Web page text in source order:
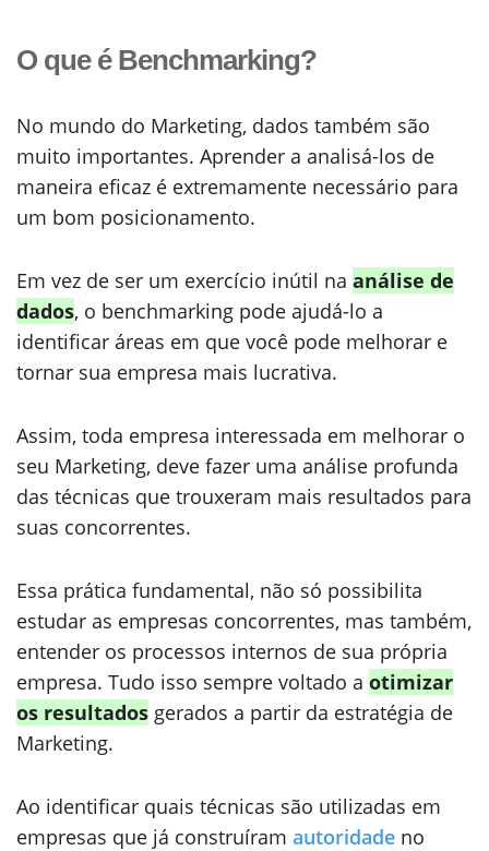
O que é Benchmarking?
No mundo do Marketing, dados também são
muito importantes. Aprender a analisá-los de
maneira eficaz é extremamente necessário para
um bom posicionamento.
Em vez de ser um exercício inútil na análise de
dados, o benchmarking pode ajudá-lo a
identificar áreas em que você pode melhorar e
tornar sua empresa mais lucrativa.
Assim, toda empresa interessada em melhorar o
seu Marketing, deve fazer uma análise profunda
das técnicas que trouxeram mais resultados para
suas concorrentes.
Essa prática fundamental, não só possibilita
estudar as empresas concorrentes, mas também,
entender os processos internos de sua própria
empresa. Tudo isso sempre voltado a otimizar
os resultados gerados a partir da estratégia de
Marketing.
Ao identificar quais técnicas são utilizadas em
empresas que já construíram autoridade no